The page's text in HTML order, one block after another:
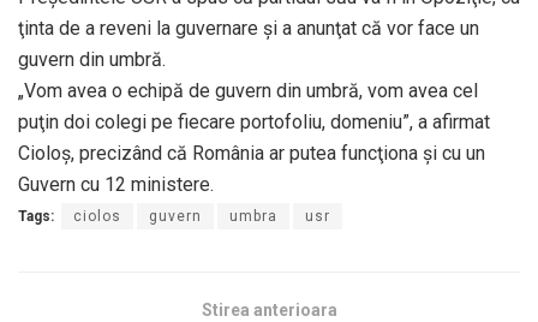
ţinta de a reveni la guvernare şi a anunţat că vor face un
guvern din umbră.
„Vom avea o echipă de guvern din umbră, vom avea cel
puţin doi colegi pe fiecare portofoliu, domeniu”, a afirmat
Cioloş, precizând că România ar putea funcţiona şi cu un
Guvern cu 12 ministere.
Tags: ciolos guvern umbra usr
Stirea anterioara